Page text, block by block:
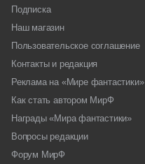
Подписка
Наш магазин
Пользовательское соглашение
Контакты и редакция
Реклама на «Мире фантастики»
Как стать автором МирФ
Награды «Мира фантастики»
Вопросы редакции
Форум МирФ